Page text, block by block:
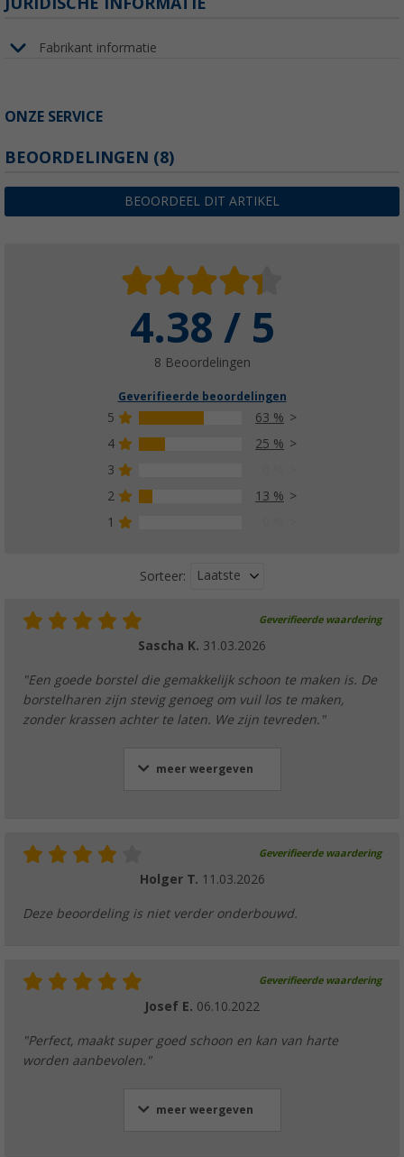
Fabrikant informatie
ONZE SERVICE
BEOORDELINGEN (8)
BEOORDEEL DIT ARTIKEL
4.38 / 5
8 Beoordelingen
Geverifieerde beoordelingen
5
63 %
4
25 %
3
2
13 %
1
Sorteer: Laatste
Geverifieerde waardering
Sascha K. 31.03.2026
"Een goede borstel die gemakkelijk schoon te maken is. De
borstelharen zijn stevig genoeg om vuil los te maken,
zonder krassen achter te laten. We zijn tevreden."
meer weergeven
Geverifieerde waardering
Holger T. 11.03.2026
Deze beoordeling is niet verder onderbouwd.
Geverifieerde waardering
Josef E. 06.10.2022
"Perfect, maakt super goed schoon en kan van harte
worden aanbevolen."
meer weergeven